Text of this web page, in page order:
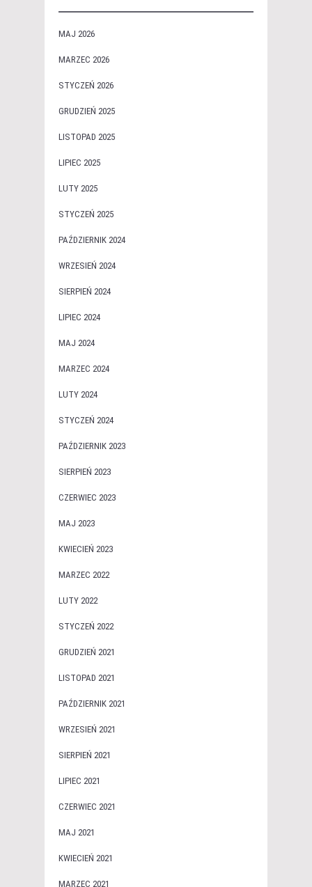
MAJ 2026
MARZEC 2026
STYCZEŃ 2026
GRUDZIEŃ 2025
LISTOPAD 2025
LIPIEC 2025
LUTY 2025
STYCZEŃ 2025
PAŹDZIERNIK 2024
WRZESIEŃ 2024
SIERPIEŃ 2024
LIPIEC 2024
MAJ 2024
MARZEC 2024
LUTY 2024
STYCZEŃ 2024
PAŹDZIERNIK 2023
SIERPIEŃ 2023
CZERWIEC 2023
MAJ 2023
KWIECIEŃ 2023
MARZEC 2022
LUTY 2022
STYCZEŃ 2022
GRUDZIEŃ 2021
LISTOPAD 2021
PAŹDZIERNIK 2021
WRZESIEŃ 2021
SIERPIEŃ 2021
LIPIEC 2021
CZERWIEC 2021
MAJ 2021
KWIECIEŃ 2021
MARZEC 2021